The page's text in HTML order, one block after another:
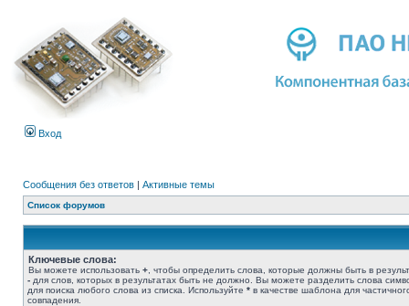
Вход
Сообщения без ответов | Активные темы
Список форумов
Ключевые слова:
Вы можете использовать + , чтобы определить слова, которые должны быть в
- для слов, которых в результатах быть не должно. Вы можете разделить слова
для поиска любого слова из списка. Используйте * в качестве шаблона для
совпадения.